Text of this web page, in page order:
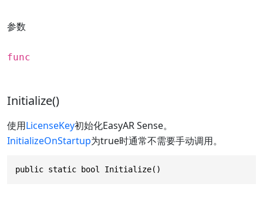
参数
func
Initialize()
使用LicenseKey初始化EasyAR Sense。
InitializeOnStartup为true时通常不需要手动调用。
public static bool Initialize()